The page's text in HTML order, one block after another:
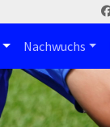
Nachwuchs